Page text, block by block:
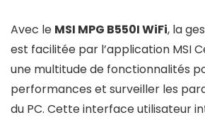
Avec le MSI MPG B550I WiFi, la
est facilitée par l’application MSI
une multitude de fonctionnalités
performances et surveiller les
du PC. Cette interface utilisateur